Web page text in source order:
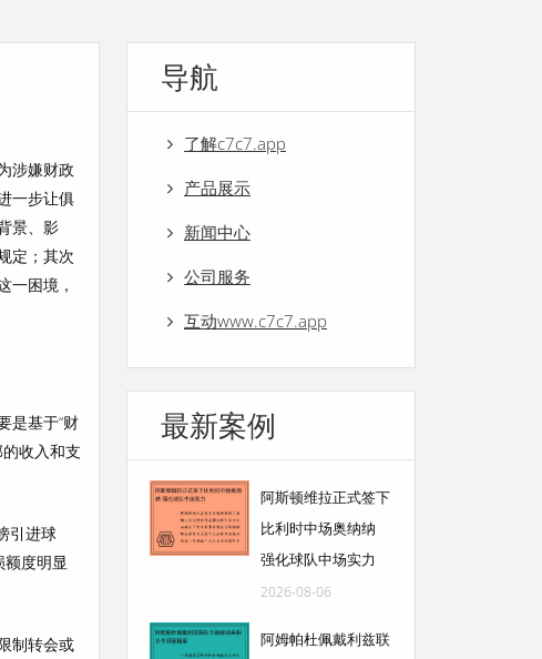
涉嫌财政
一步让俱
景、影
定；其次
一困境，
是基于“财
收入和支
引进球
度明显
制转会或
导航
了解c7c7.app
产品展示
新闻中心
公司服务
互动www.c7c7.app
最新案例
阿斯顿维拉正式签下
比利时中场奥纳纳
强化球队中场实力
2026-08-06
阿姆帕杜佩戴利兹联